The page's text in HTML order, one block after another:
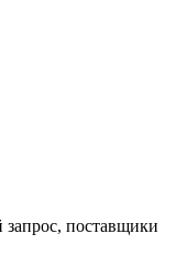
запрос, поставщики